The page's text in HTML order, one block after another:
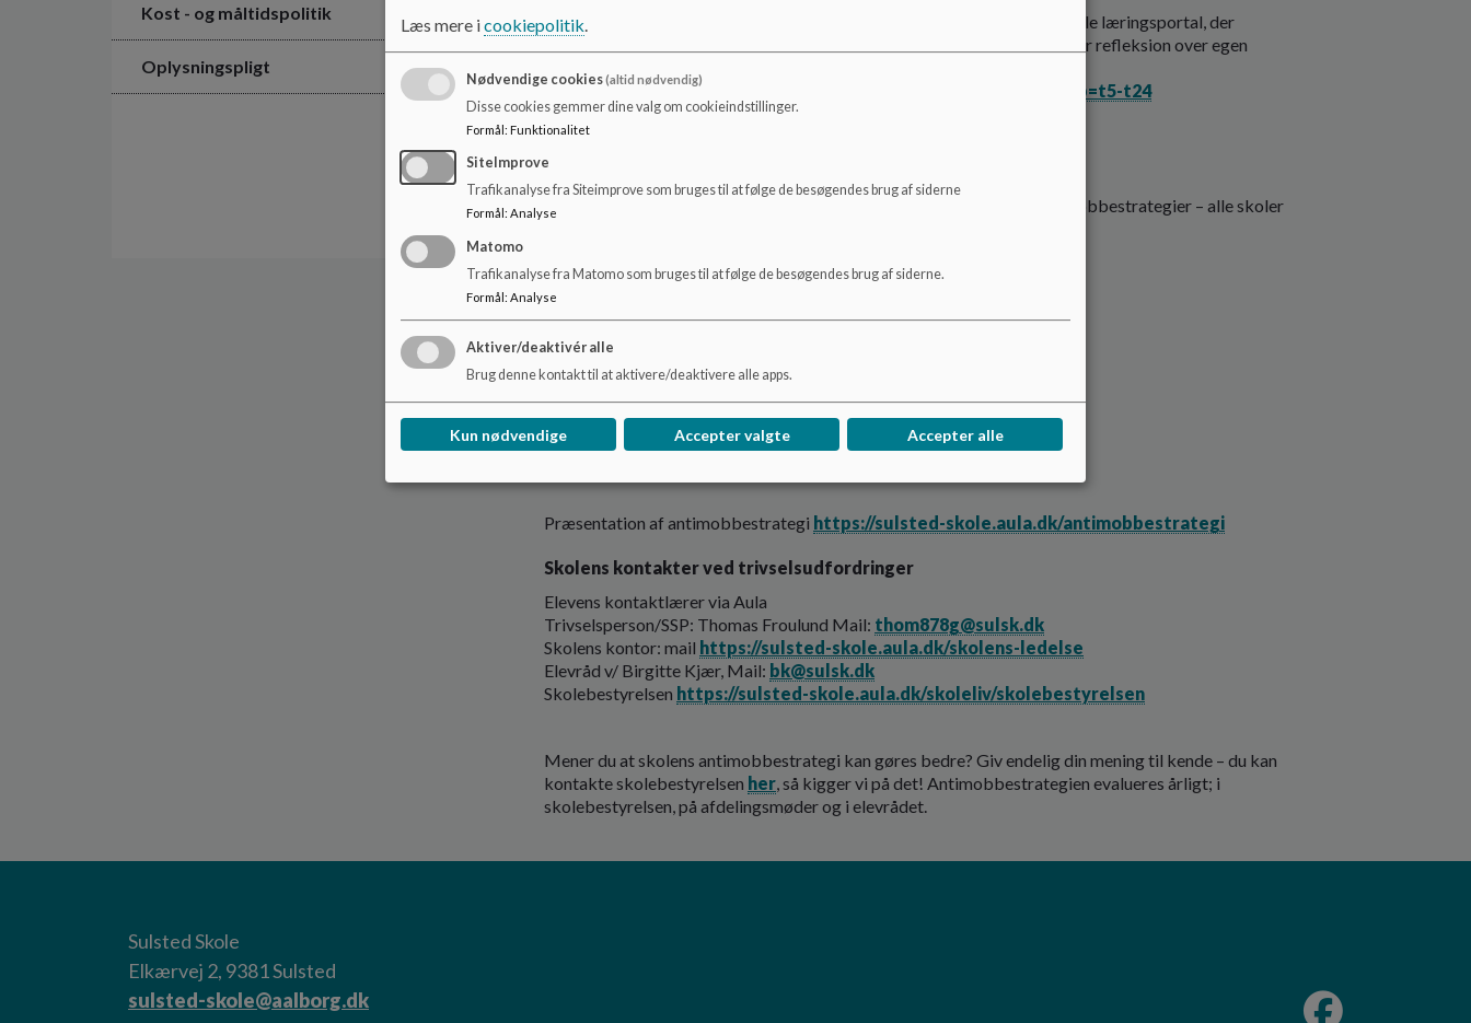
Kost - og måltidspolitik
Oplysningspligt
EMU beskriver sig selv som ”Børne- og Undervisningsministeriets digitale læringsportal, der
inspirerer Danmarks lærere, pædagogisk personale og ledere og fremmer refleksion over egen
https://www.emu.dk/grundskole/undervisningsmiljoe/mobning?b=t5-t24
Et privat foretagende, der har udviklet koncepter til bedre trivsel
https://klassetrivsel.dk
Endelig er der søgt inspiration i et væld af andre skolers tilgang til antimobbestrategier – alle skoler
Lovgivning
Folkeskoleloven
https://www.retsinformation.dk/eli/lta/2022/1396
Bekendtgørelse om fremme af god orden i folkeskolen
https://www.retsinformation.dk/eli/lta/2020/1951
https://www.retsinformation.dk/eli/lta/2017/316
Præsentation af antimobbestrategi https://sulsted-skole.aula.dk/antimobbestrategi
Skolens kontakter ved trivselsudfordringer
Elevens kontaktlærer via Aula
Trivselsperson/SSP: Thomas Froulund Mail: thom878g@sulsk.dk
Skolens kontor: mail https://sulsted-skole.aula.dk/skolens-ledelse
Elevråd v/ Birgitte Kjær, Mail: bk@sulsk.dk
Skolebestyrelsen https://sulsted-skole.aula.dk/skoleliv/skolebestyrelsen
Mener du at skolens antimobbestrategi kan gøres bedre? Giv endelig din mening til kende – du kan
kontakte skolebestyrelsen her, så kigger vi på det! Antimobbestrategien evalueres årligt; i
skolebestyrelsen, på afdelingsmøder og i elevrådet.
Sulsted Skole
Elkærvej 2, 9381 Sulsted
sulsted-skole@aalborg.dk
Læs mere icookiepolitik.
Nødvendige cookies(altid nødvendig)
Disse cookies gemmer dine valg om cookieindstillinger.
Formål: Funktionalitet
SiteImprove
Trafikanalyse fra Siteimprove som bruges til at følge de besøgendes brug af siderne
Formål : Analyse
Matomo
Trafikanalyse fra Matomo som bruges til at følge de besøgendes brug af siderne.
Formål : Analyse
Aktiver/deaktivér alle
Brug denne kontakt til at aktivere/deaktivere alle apps.
Kun nødvendige Accepter valgte Accepter alle